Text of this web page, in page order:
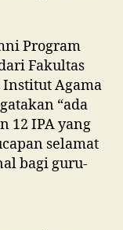
Program
Fakultas
Agama
“ada
12 IPA yang
selamat
bagi guru-